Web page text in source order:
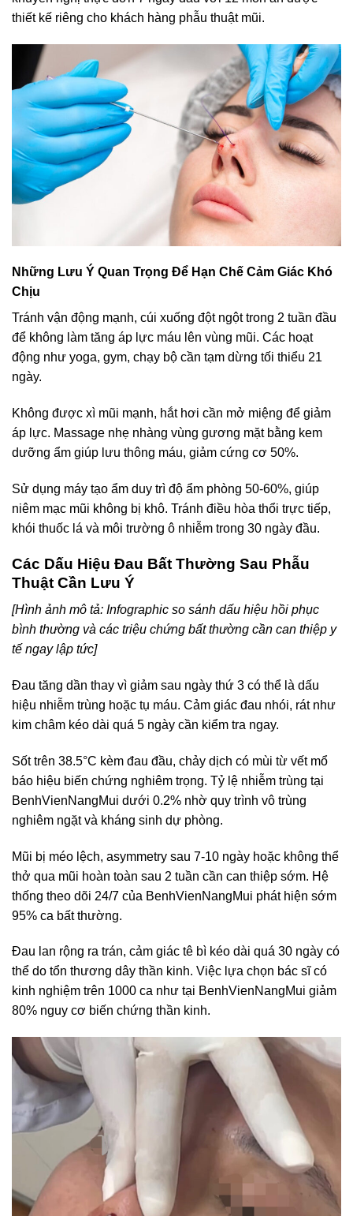
thiết kế riêng cho khách hàng phẫu thuật mũi.
Những Lưu Ý Quan Trọng Để Hạn Chế Cảm Giác Khó
Chịu
Tránh vận động mạnh, cúi xuống đột ngột trong 2 tuần đầu
để không làm tăng áp lực máu lên vùng mũi. Các hoạt
động như yoga, gym, chạy bộ cần tạm dừng tối thiểu 21
ngày.
Không được xì mũi mạnh, hắt hơi cần mở miệng để giảm
áp lực. Massage nhẹ nhàng vùng gương mặt bằng kem
dưỡng ẩm giúp lưu thông máu, giảm cứng cơ 50%.
Sử dụng máy tạo ẩm duy trì độ ẩm phòng 50-60%, giúp
niêm mạc mũi không bị khô. Tránh điều hòa thổi trực tiếp,
khói thuốc lá và môi trường ô nhiễm trong 30 ngày đầu.
Các Dấu Hiệu Đau Bất Thường Sau Phẫu
Thuật Cần Lưu Ý
[Hình ảnh mô tả: Infographic so sánh dấu hiệu hồi phục
bình thường và các triệu chứng bất thường cần can thiệp y
tế ngay lập tức]
Đau tăng dần thay vì giảm sau ngày thứ 3 có thể là dấu
hiệu nhiễm trùng hoặc tụ máu. Cảm giác đau nhói, rát như
kim châm kéo dài quá 5 ngày cần kiểm tra ngay.
Sốt trên 38.5°C kèm đau đầu, chảy dịch có mùi từ vết mổ
báo hiệu biến chứng nghiêm trọng. Tỷ lệ nhiễm trùng tại
BenhVienNangMui dưới 0.2% nhờ quy trình vô trùng
nghiêm ngặt và kháng sinh dự phòng.
Mũi bị méo lệch, asymmetry sau 7-10 ngày hoặc không thể
thở qua mũi hoàn toàn sau 2 tuần cần can thiệp sớm. Hệ
thống theo dõi 24/7 của BenhVienNangMui phát hiện sớm
95% ca bất thường.
Đau lan rộng ra trán, cảm giác tê bì kéo dài quá 30 ngày có
thể do tổn thương dây thần kinh. Việc lựa chọn bác sĩ có
kinh nghiệm trên 1000 ca như tại BenhVienNangMui giảm
80% nguy cơ biến chứng thần kinh.